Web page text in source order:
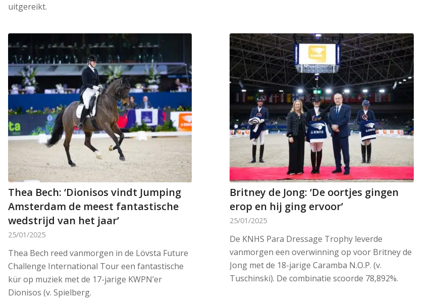
uitgereikt.
Thea Bech: ‘Dionisos vindt Jumping
Amsterdam de meest fantastische
wedstrijd van het jaar’
25/01/2025
Thea Bech reed vanmorgen in de Lövsta Future
Challenge International Tour een fantastische
kür op muziek met de 17-jarige KWPN’er
Dionisos (v. Spielberg.
Britney de Jong: ‘De oortjes gingen
erop en hij ging ervoor’
25/01/2025
De KNHS Para Dressage Trophy leverde
vanmorgen een overwinning op voor Britney de
Jong met de 18-jarige Caramba N.O.P. (v.
Tuschinski). De combinatie scoorde 78,892%.